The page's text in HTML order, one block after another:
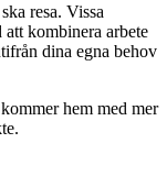
resa. Vissa
kombinera arbete
dina egna behov
hem med mer